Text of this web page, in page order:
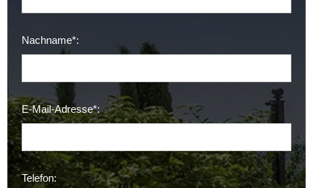
Nachname*:
E-Mail-Adresse*:
Telefon: